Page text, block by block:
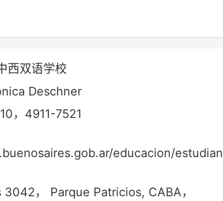
西双语学校
Deschner
，4911-7521
educacion/estudian
， Parque Patricios, CABA，